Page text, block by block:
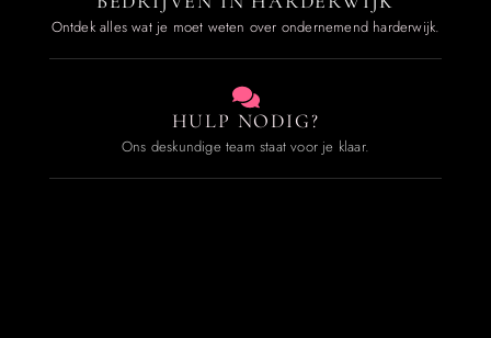
Ontdek alles wat je moet weten over ondernemend harderwijk.
HULP NODIG?
Ons deskundige team staat voor je klaar.